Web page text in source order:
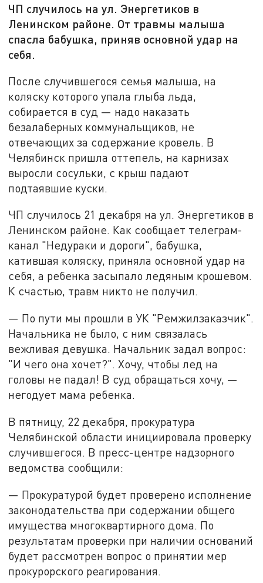
ЧП случилось на ул. Энергетиков в
Ленинском районе. От травмы малыша
спасла бабушка, приняв основной удар на
себя.
После случившегося семья малыша, на
коляску которого упала глыба льда,
собирается в суд — надо наказать
безалаберных коммунальщиков, не
отвечающих за содержание кровель. В
Челябинск пришла оттепель, на карнизах
выросли сосульки, с крыш падают
подтаявшие куски.
ЧП случилось 21 декабря на ул. Энергетиков в
Ленинском районе. Как сообщает телеграм-
канал "Недураки и дороги", бабушка,
катившая коляску, приняла основной удар на
себя, а ребенка засыпало ледяным крошевом.
К счастью, травм никто не получил.
— По пути мы прошли в УК "Ремжилзаказчик".
Начальника не было, с ним связалась
вежливая девушка. Начальник задал вопрос:
"И чего она хочет?". Хочу, чтобы лед на
головы не падал! В суд обращаться хочу, —
негодует мама ребенка.
В пятницу, 22 декабря, прокуратура
Челябинской области инициировала проверку
случившегося. В пресс-центре надзорного
ведомства сообщили:
— Прокуратурой будет проверено исполнение
законодательства при содержании общего
имущества многоквартирного дома. По
результатам проверки при наличии оснований
будет рассмотрен вопрос о принятии мер
прокурорского реагирования.